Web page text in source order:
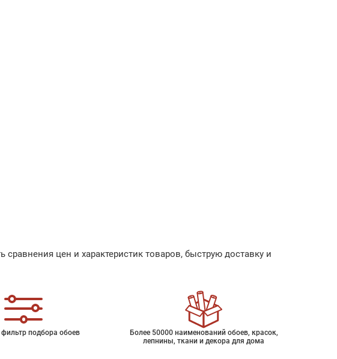
цен и характеристик товаров, быструю доставку и
подбора обоев
Более 50000 наименований обоев, красок,
лепнины, ткани и декора для дома